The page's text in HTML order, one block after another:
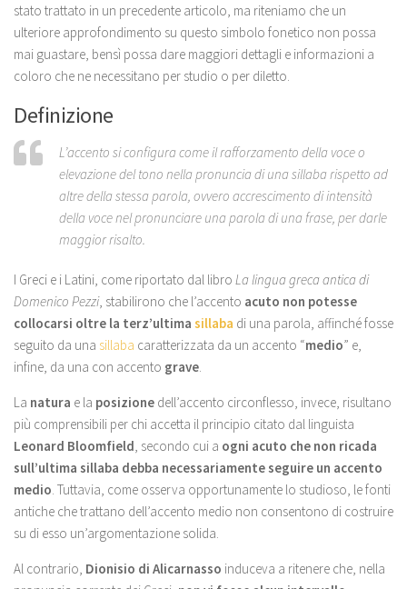
stato trattato in un precedente articolo, ma riteniamo che un
ulteriore approfondimento su questo simbolo fonetico non possa
mai guastare, bensì possa dare maggiori dettagli e informazioni a
coloro che ne necessitano per studio o per diletto.
Definizione
L’accento si configura come il rafforzamento della voce o
elevazione del tono nella pronuncia di una sillaba rispetto ad
altre della stessa parola, ovvero accrescimento di intensità
della voce nel pronunciare una parola di una frase, per darle
maggior risalto.
I Greci e i Latini, come riportato dal libro La lingua greca antica di
Domenico Pezzi, stabilirono che l’accento acuto non potesse
collocarsi oltre la terz’ultima sillaba di una parola, affinché fosse
seguito da una sillaba caratterizzata da un accento “medio” e,
infine, da una con accento grave
La natura e la posizione dell’accento circonflesso, invece, risultano
più comprensibili per chi accetta il principio citato dal linguista
Leonard Bloomfield , secondo cui a ogni acuto che non ricada
sull’ultima sillaba debba necessariamente seguire un accento
medio . Tuttavia, come osserva opportunamente lo studioso, le fonti
antiche che trattano dell’accento medio non consentono di costruire
su di esso un’argomentazione solida.
Al contrario, Dionisio di Alicarnasso induceva a ritenere che, nella